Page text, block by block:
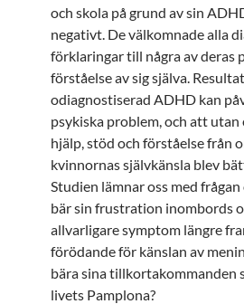
och skola på grund av sin
negativt. De välkomnade alla
förklaringar till några av deras
förståelse av sig själva.
odiagnostiserad ADHD kan
psykiska problem, och att
hjälp, stöd och förståelse från
kvinnornas självkänsla blev
Studien lämnar oss med
bär sin frustration inombords
allvarligare symptom längre
förödande för känslan av
bära sina tillkortakommanden
livets Pamplona?